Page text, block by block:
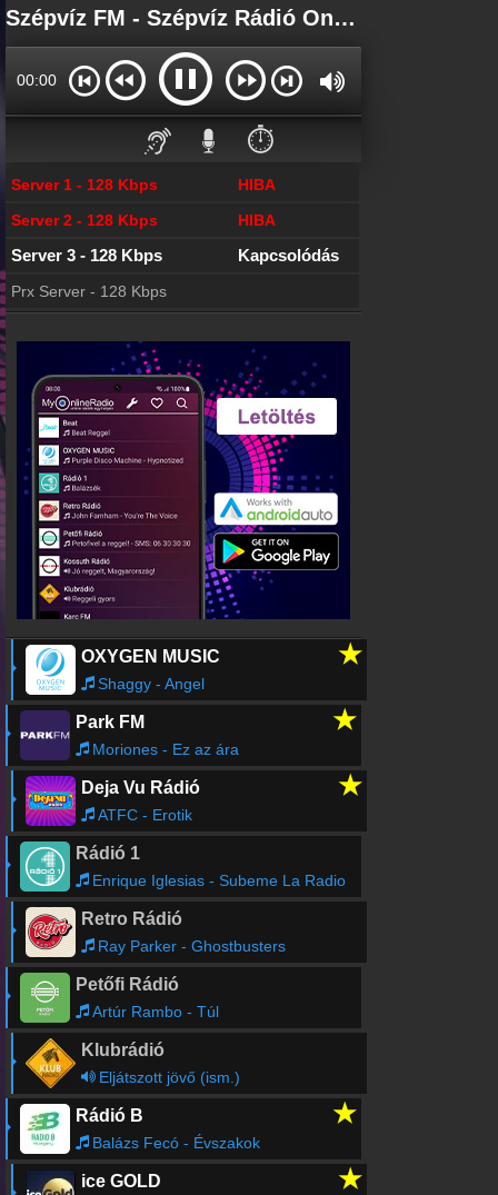
Főoldal
myonlineradio.hu
Bejelentkezés
Hozz létre saját fiókot!
Hírek
Partnerek
Rádiós partnerek
Rádió beágyazás
Online rádió készítés
Készítés lépésről lépésre
Szépvíz FM - Szépvíz Rádió Online - FM 101.7
00:00
⏱️
Server 1 - 128 Kbps
HIBA
Server 2 - 128 Kbps
HIBA
Server 3 - 128 Kbps Csatlakozva
Prx Server - 128 Kbps
OXYGEN MUSIC ★
Shaggy - Angel
Park FM ★
Moriones - Ez az ára
Deja Vu Rádió ★
ATFC - Erotik
Rádió 1
Enrique Iglesias - Subeme La Radio
Retro Rádió
Ray Parker - Ghostbusters
Petőfi Rádió
Artúr Rambo - Túl
Klubrádió
Eljátszott jövő (ism.)
Rádió B ★
Balázs Fecó - Évszakok
ice GOLD ★